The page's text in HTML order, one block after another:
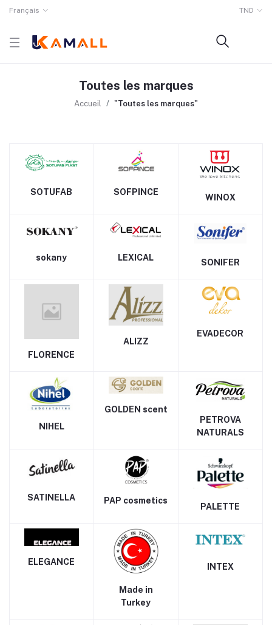
Français TND
Toutes les marques
Accueil "Toutes les marques"
SOTUFAB SOFPINCE
WINOX
sokany LEXICAL SONIFER
FLORENCE
ALIZZ
EVADECOR
NIHEL
GOLDEN scent
PETROVA
NATURALS
SATINELLA PAP cosmetics
PALETTE
ELEGANCE
Made in
Turkey
INTEX